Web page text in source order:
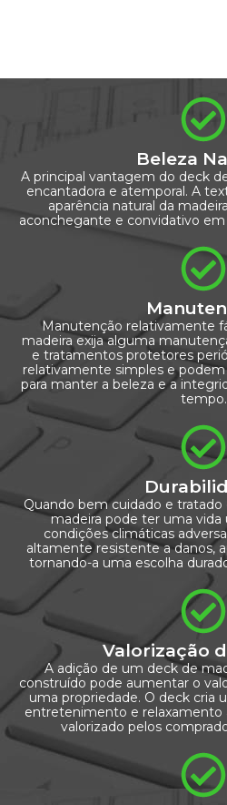
Beleza
A principal vantagem do deck
encantadora e atemporal. A
aparência natural da
aconchegante e convidativo
Manutenção relativamente
madeira exija alguma
e tratamentos protetores
relativamente simples e
para manter a beleza e a
tempo.
Quando bem cuidado e
madeira pode ter uma vida
condições climáticas
altamente resistente a danos,
tornando-a uma escolha
Valorização
A adição de um deck de
construído pode aumentar o
uma propriedade. O deck cria
entretenimento e relaxamento
valorizado pelos